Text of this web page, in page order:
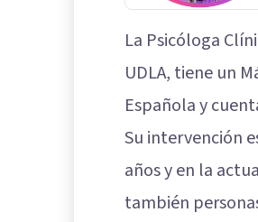
La Psicóloga
UDLA, tiene un
Española y
Su intervención
años y en la
también